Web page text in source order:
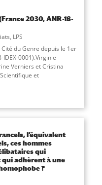
2030, ANR-18-
, LPS
Cité du Genre depuis le 1er
IDEX-0001).Virginie
Verniers et Cristina
et
l’équivalent
ces hommes
qui
adhèrent à une
?